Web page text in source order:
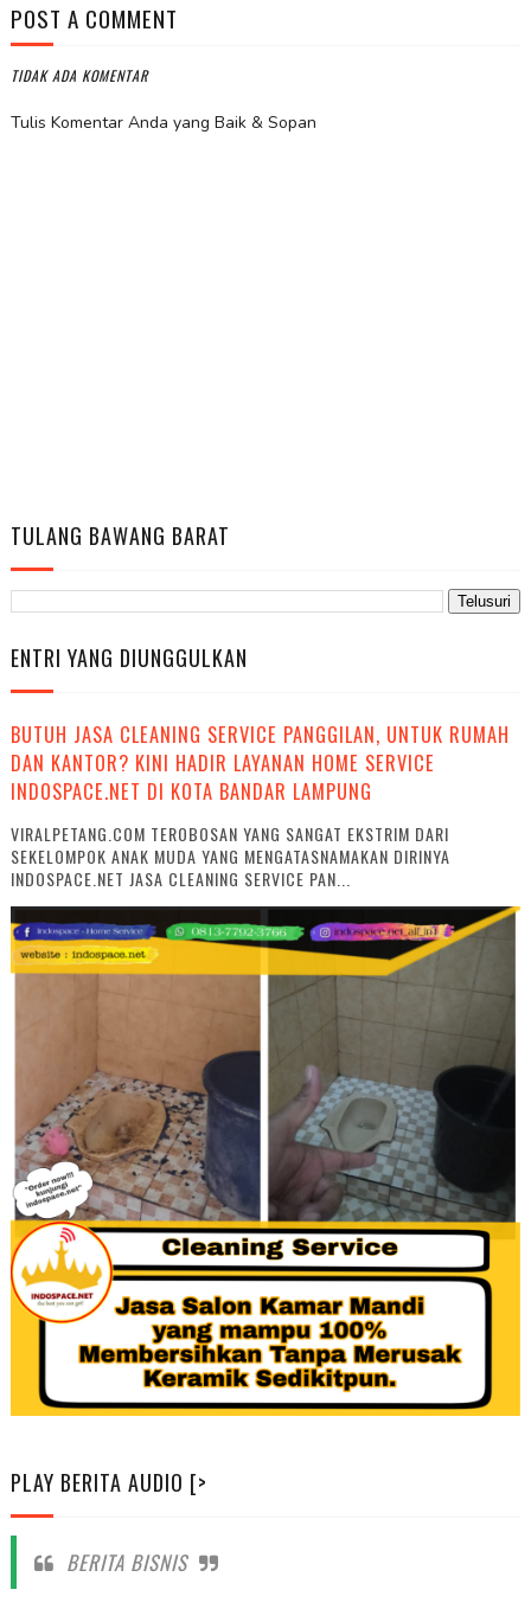
POST A COMMENT
TIDAK ADA KOMENTAR
Tulis Komentar Anda yang Baik & Sopan
TULANG BAWANG BARAT
ENTRI YANG DIUNGGULKAN
BUTUH JASA CLEANING SERVICE PANGGILAN, UNTUK RUMAH
DAN KANTOR? KINI HADIR LAYANAN HOME SERVICE
INDOSPACE.NET DI KOTA BANDAR LAMPUNG
VIRALPETANG.COM TEROBOSAN YANG SANGAT EKSTRIM DARI
SEKELOMPOK ANAK MUDA YANG MENGATASNAMAKAN DIRINYA
INDOSPACE.NET JASA CLEANING SERVICE PAN...
PLAY BERITA AUDIO [>
BERITA BISNIS